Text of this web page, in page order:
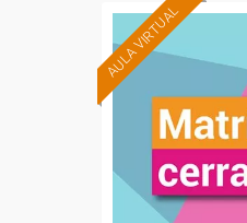
AULA VIRTUAL